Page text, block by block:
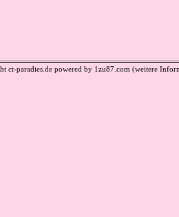
ct-paradies.de powered by 1zu87.com (weitere